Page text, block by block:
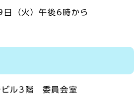
（火）午後6時から
ビル3階 委員会室